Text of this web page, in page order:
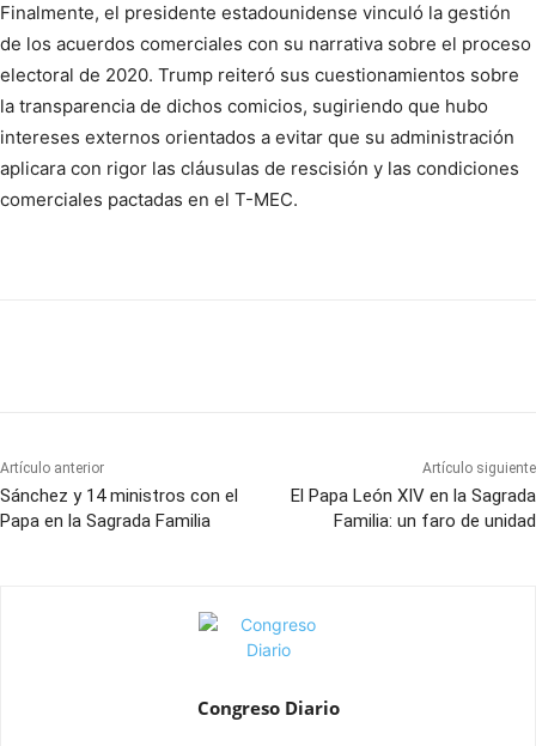
Finalmente, el presidente estadounidense vinculó la gestión
de los acuerdos comerciales con su narrativa sobre el proceso
electoral de 2020. Trump reiteró sus cuestionamientos sobre
la transparencia de dichos comicios, sugiriendo que hubo
intereses externos orientados a evitar que su administración
aplicara con rigor las cláusulas de rescisión y las condiciones
comerciales pactadas en el T-MEC.
Artículo anterior
Sánchez y 14 ministros con el
Papa en la Sagrada Familia
Artículo siguiente
El Papa León XIV en la Sagrada
Familia: un faro de unidad
Congreso Diario